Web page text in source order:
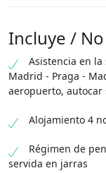
Incluye /
Asistencia en
Madrid - Praga -
aeropuerto,
Alojamiento 4
Régimen de
servida en jarras